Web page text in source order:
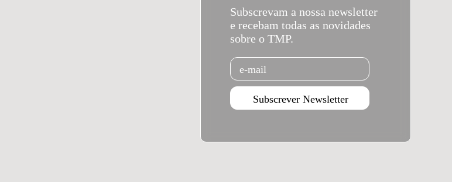
Subscrevam a nossa newsletter
e recebam todas as novidades
sobre o TMP.
Email
Subscrever Newsletter